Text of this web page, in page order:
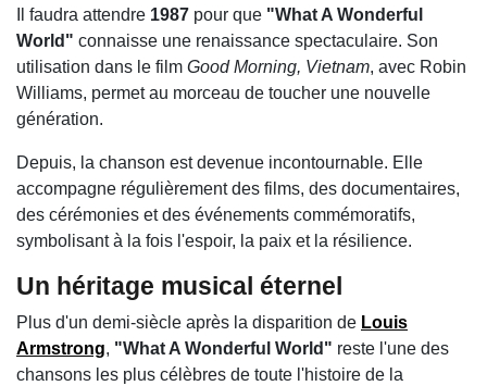
Il faudra attendre 1987 pour que "What A Wonderful
World" connaisse une renaissance spectaculaire. Son
utilisation dans le film Good Morning, Vietnam, avec Robin
Williams, permet au morceau de toucher une nouvelle
génération.
Depuis, la chanson est devenue incontournable. Elle
accompagne régulièrement des films, des documentaires,
des cérémonies et des événements commémoratifs,
symbolisant à la fois l'espoir, la paix et la résilience.
Un héritage musical éternel
Plus d'un demi-siècle après la disparition de Louis
Armstrong, "What A Wonderful World" reste l'une des
chansons les plus célèbres de toute l'histoire de la